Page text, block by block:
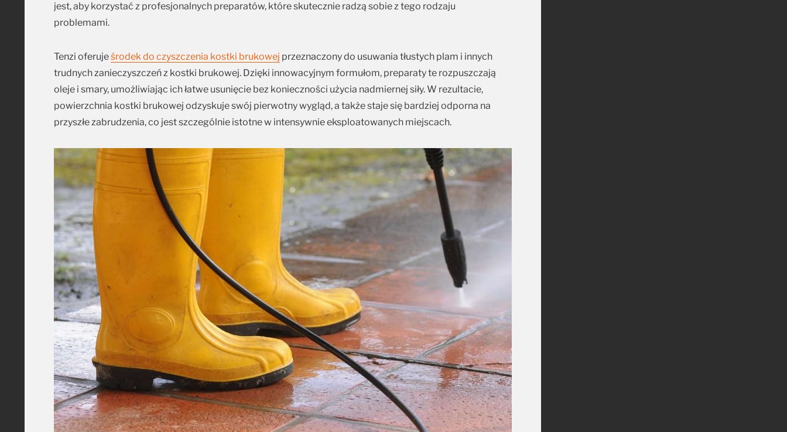
jest, aby korzystać z profesjonalnych preparatów, które skutecznie radzą sobie z tego rodzaju
problemami.
Tenzi oferujeśrodek do czyszczenia kostki brukowej przeznaczony do usuwania tłustych plam i innych
trudnych zanieczyszczeń z kostki brukowej. Dzięki innowacyjnym formułom, preparaty te rozpuszczają
oleje i smary, umożliwiając ich łatwe usunięcie bez konieczności użycia nadmiernej siły. W rezultacie,
powierzchnia kostki brukowej odzyskuje swój pierwotny wygląd, a także staje się bardziej odporna na
przyszłe zabrudzenia, co jest szczególnie istotne w intensywnie eksploatowanych miejscach.